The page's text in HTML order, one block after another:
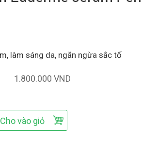
làm sáng da, ngăn ngừa sắc tố
1.800.000 VND
Cho vào giỏ